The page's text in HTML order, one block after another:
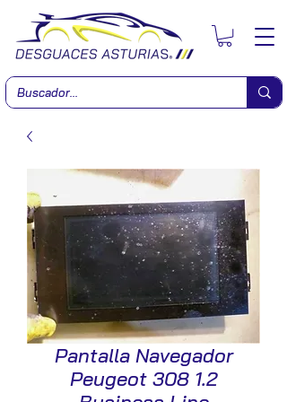
Pantalla Navegador
Peugeot 308 1.2